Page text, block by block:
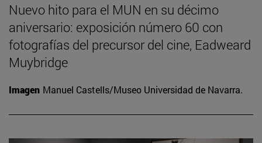
Nuevo hito para el MUN en su décimo
aniversario: exposición número 60 con
fotografías del precursor del cine, Eadweard
Muybridge
Imagen Manuel Castells/Museo Universidad de Navarra.